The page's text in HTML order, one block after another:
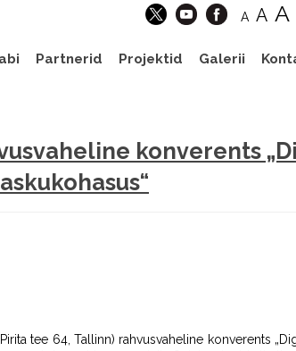
A A A
Partnerid Projektid Galerii
konverents
tee 64, Tallinn) rahvusvaheline konverents